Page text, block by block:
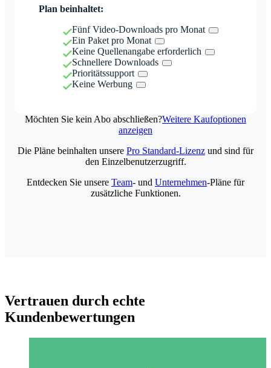
Plan beinhaltet:
Fünf Video-Downloads pro Monat
Ein Paket pro Monat
Keine Quellenangabe erforderlich
Schnellere Downloads
Prioritätssupport
Keine Werbung
Möchten Sie kein Abo abschließen?Weitere Kaufoptionen
anzeigen
Die Pläne beinhalten unsere Pro Standard-Lizenz und sind für
den Einzelbenutzerzugriff.
Entdecken Sie unsere Team- und Unternehmen-Pläne für
zusätzliche Funktionen.
Vertrauen durch echte
Kundenbewertungen